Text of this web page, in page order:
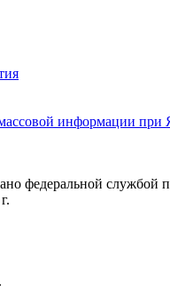
информации
федеральной